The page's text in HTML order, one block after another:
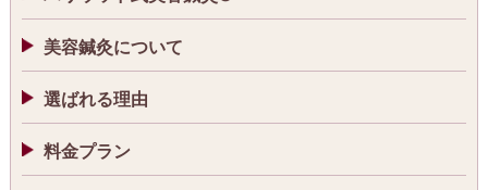
美容鍼灸について
選ばれる理由
料金プラン